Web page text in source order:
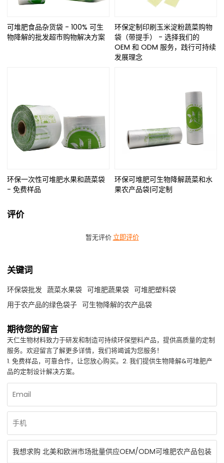
可堆肥食品杂货袋 - 100% 可生
物降解的批发超市购物解决方案
环保定制印刷玉米淀粉蔬菜购物
袋（带提手） - 选择我们的
OEM 和 ODM 服务，践行可持续
发展理念
环保一次性可堆肥水果和蔬菜袋
- 免费样品
环保可堆肥可生物降解蔬菜和水
果农产品袋|可定制
评价
暂无评价 立即评价
关键词
环保袋批发 蔬菜水果袋 可堆肥蔬果袋 可堆肥塑料袋
用于农产品的绿色袋子 可生物降解的农产品袋
期待您的留言
天仁生物材料致力于研发和制造可持续环保塑料产品，提供高质量的定制
服务。欢迎留言了解更多详情，我们将竭诚为您服务！
1. 免费样品，可靠合作，让您放心购买。2. 我们提供生物降解&可堆肥产
品的定制设计解决方案。